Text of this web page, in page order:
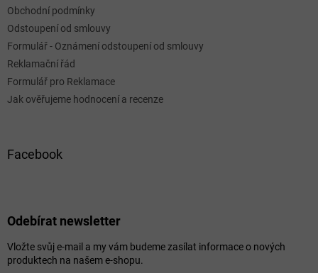
Obchodní podmínky
Odstoupení od smlouvy
Formulář - Oznámení odstoupení od smlouvy
Reklamační řád
Formulář pro Reklamace
Jak ověřujeme hodnocení a recenze
Facebook
Odebírat newsletter
Vložte svůj e-mail a my vám budeme zasílat informace o nových
produktech na našem e-shopu.